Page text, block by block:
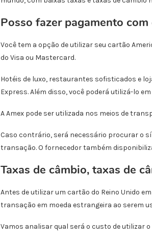
Posso fazer pagamento
Você tem a opção de utilizar seu cartão
do Visa ou Mastercard.
Hotéis de luxo, restaurantes sofisticados e
Express. Além disso, você poderá utilizá-lo
A Amex pode ser utilizada nos meios de
Caso contrário, será necessário procurar o
transação. O fornecedor também
Taxas de câmbio, taxas de
Antes de utilizar um cartão do Reino Unido
transação em moeda estrangeira ao serem
Vamos analisar qual será o custo de utilizar